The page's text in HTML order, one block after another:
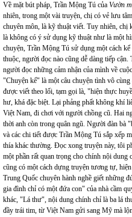
Về mặt bút pháp, Trần Mộng Tú của Vườn
nhiên, trong một vài truyện, chị có vẻ lưu
chuyên môn, là kỹ thuật viết. Tuy nhiên, chị
là không có ý sử dụng kỹ thuật như là một
chuyện, Trần Mộng Tú sử dụng một cách
thuộc, người đọc nào cũng dễ dàng tiếp
người đọc những cảm nhận của mình về
"Chuyện kể" là một câu chuyện tình vô
được viết theo lối, tạm gọi là, "hiện thực
hư, khá đặc biệt. Lại phảng phất không khí
Việt Nam, đi chơi với người chồng cũ. Hai
thời anh còn trong quân ngũ. Người đàn bà
và các chi tiết được Trần Mộng Tú sắp xếp
thía khác thường. Đọc xong truyện này, tôi
một phần rất quan trọng cho chính nội
cũng có một cách dựng truyện tương tự,
Trung Quốc chuyên hành nghề giết những
gia đình chỉ có một đứa con" của nhà cầm
khác, "Lá thư", nội dung chính chỉ là ba lá
đầy trái tim, từ Việt Nam gửi sang Mỹ mà